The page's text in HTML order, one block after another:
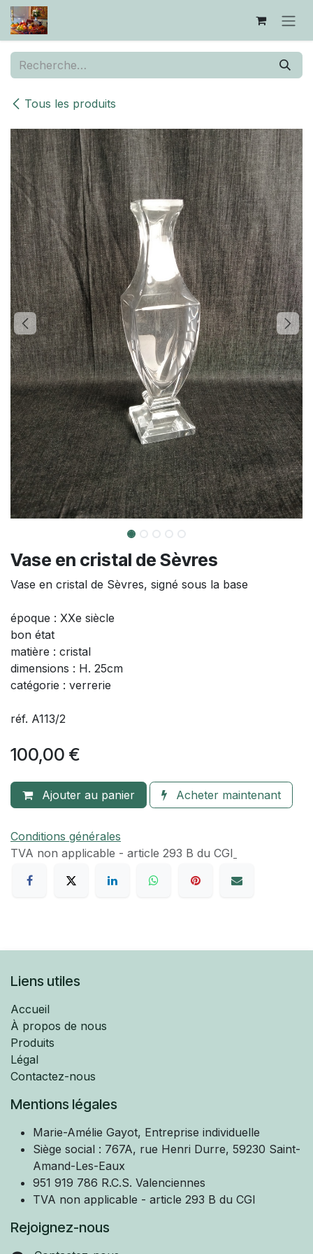
Se rendre au contenu
Tous les produits
Vase en cristal de Sèvres
Vase en cristal de Sèvres, signé sous la base
époque : XXe siècle
bon état
matière : cristal
dimensions : H. 25cm
catégorie : verrerie
réf. A113/2
100,00 €
Ajouter au panier Acheter maintenant
Conditions générales
TVA​ non applicable - article 293 B du CGI
Liens utiles
Accueil
À propos de nous
Produits
Légal
Contactez-nous
Mentions légales
Marie-Amélie Gayot, Entreprise individuelle
Siège social : 767A, rue Henri Durre, 59230 Saint-
Amand-Les-Eaux
951 919 786 R.C.S. Valenciennes
TVA non applicable - article 293 B du CGI
Rejoignez-nous